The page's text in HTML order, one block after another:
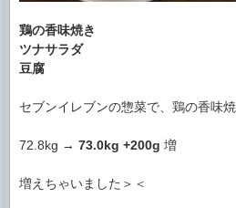
鶏の香味焼き
ツナサラダ
豆腐
セブンイレブンの惣菜で、鶏の香味
72.8kg → 73.0kg +200g 増
増えちゃいました＞＜